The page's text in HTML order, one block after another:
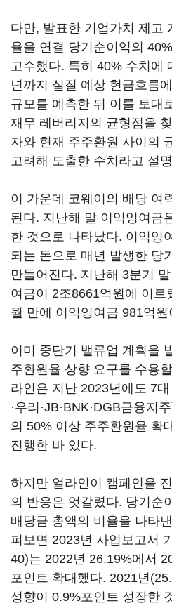
다만, 발표한 기업가치 제고
율을 연결 당기순이익의
고수했다. 특히 40% 수치에
년까지 실질 예상 현금흐름
규모를 예측한 뒤 이를 토대
재무 레버리지의 균형점을
자와 현재 주주환원 사이의
고려해 도출한 수치라고 설
이 가운데 코웨이의 배당 여
된다. 지난해 말 이익잉여금
한 것으로 나타났다. 이익잉
되는 돈으로 매년 발생한 당
만들어진다. 지난해 3분기
여금이 2조8661억원에 이르
월 만에 이익잉여금 981억
이미 중단기 밸류업 계획을
주환원율 상향 요구를 수용
라인은 지난 2023년에도 7
·우리·JB·BNK·DGB금융지
의 50% 이상 주주환원율 확
진행한 바 있다.
하지만 얼라인이 캠페인을
의 반응은 엇갈렸다. 당기순
배당금 총액의 비율을 나타
펴보면 2023년 사업보고서
40)는 2022년 26.19%에서
포인트 확대했다. 2021년
성향이 0.9%포인트 성장한